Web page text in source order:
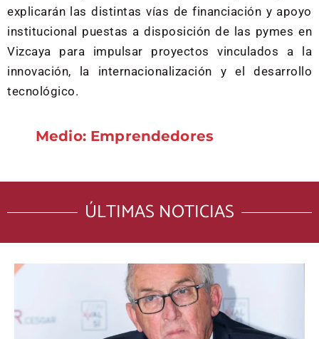
explicarán las distintas vías de financiación y apoyo
institucional puestas a disposición de las pymes en
Vizcaya para impulsar proyectos vinculados a la
innovación, la internacionalización y el desarrollo
tecnológico.
Medio: Emprendedores
ÚLTIMAS NOTICIAS